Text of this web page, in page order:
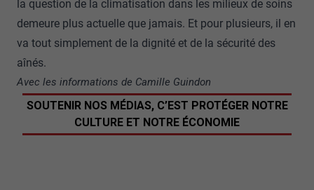
la question de la climatisation dans les milieux de soins
demeure plus actuelle que jamais. Et pour plusieurs, il en
va tout simplement de la dignité et de la sécurité des
aînés.
Avec les informations de Camille Guindon
SOUTENIR NOS MÉDIAS, C’EST PROTÉGER NOTRE
CULTURE ET NOTRE ÉCONOMIE